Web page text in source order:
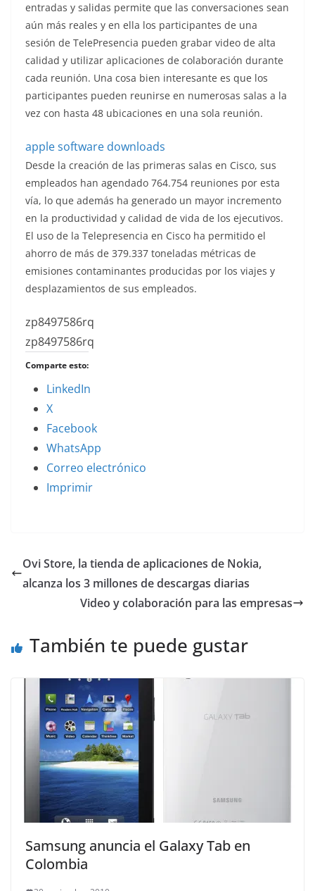
entradas y salidas permite que las conversaciones sean
aún más reales y en ella los participantes de una
sesión de TelePresencia pueden grabar video de alta
calidad y utilizar aplicaciones de colaboración durante
cada reunión. Una cosa bien interesante es que los
participantes pueden reunirse en numerosas salas a la
vez con hasta 48 ubicaciones en una sola reunión.
apple software downloads
Desde la creación de las primeras salas en Cisco, sus
empleados han agendado 764.754 reuniones por esta
vía, lo que además ha generado un mayor incremento
en la productividad y calidad de vida de los ejecutivos.
El uso de la Telepresencia en Cisco ha permitido el
ahorro de más de 379.337 toneladas métricas de
emisiones contaminantes producidas por los viajes y
desplazamientos de sus empleados.
zp8497586rq
zp8497586rq
Comparte esto:
LinkedIn
X
Facebook
WhatsApp
Correo electrónico
Imprimir
Ovi Store, la tienda de aplicaciones de Nokia,
alcanza los 3 millones de descargas diarias
Video y colaboración para las empresas
También te puede gustar
Samsung anuncia el Galaxy Tab en
Colombia